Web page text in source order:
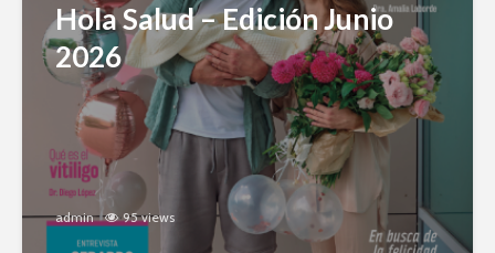
Hola Salud – Edición Junio
2026
admin 95 views